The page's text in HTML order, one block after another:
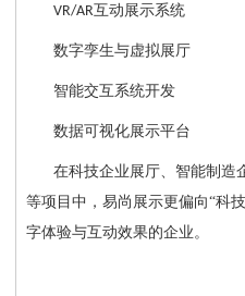
VR/AR互动展示系统
数字孪生与虚拟展厅
智能交互系统开发
数据可视化展示平台
在科技企业展厅、智能制造
等项目中，易尚展示更偏向“科
字体验与互动效果的企业。